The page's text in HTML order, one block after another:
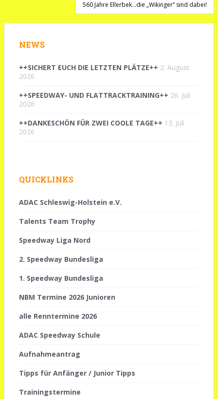
560 Jahre Ellerbek…die „Wikinger“ sind dabei!
NEWS
++SICHERT EUCH DIE LETZTEN PLÄTZE++ 2. August
2026
++SPEEDWAY- UND FLATTRACKTRAINING++ 26. Juli
2026
++DANKESCHÖN FÜR ZWEI COOLE TAGE++ 13. Juli
2026
QUICKLINKS
ADAC Schleswig-Holstein e.V.
Talents Team Trophy
Speedway Liga Nord
2. Speedway Bundesliga
1. Speedway Bundesliga
NBM Termine 2026 Junioren
alle Renntermine 2026
ADAC Speedway Schule
Aufnahmeantrag
Tipps für Anfänger / Junior Tipps
Trainingstermine